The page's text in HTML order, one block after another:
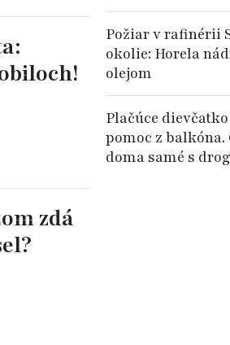
zdá
Požiar v rafinérii
okolie: Horela
olejom
Plačúce
pomoc z balkóna.
doma samé s